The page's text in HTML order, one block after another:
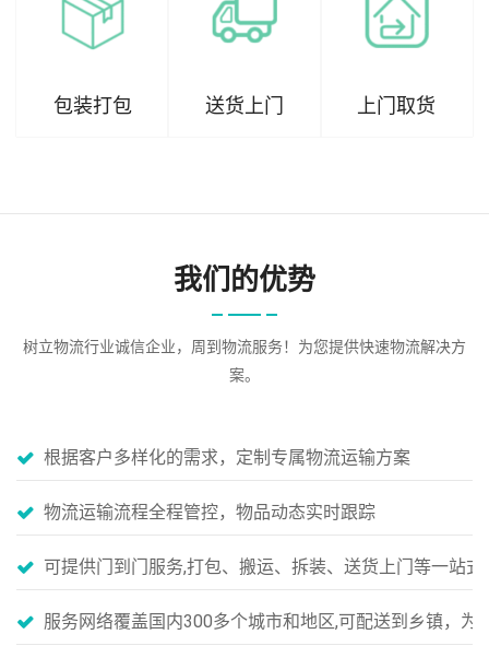
包装打包 送货上门 上门取货
我们的优势
树立物流行业诚信企业，周到物流服务！为您提供快速物流解决方
案。
根据客户多样化的需求，定制专属物流运输方案
物流运输流程全程管控，物品动态实时跟踪
可提供门到门服务,打包、搬运、拆装、送货上门等一站
服务网络覆盖国内300多个城市和地区,可配送到乡镇，为